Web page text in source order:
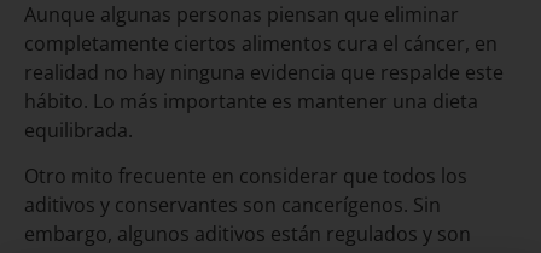
Aunque algunas personas piensan que eliminar
completamente ciertos alimentos cura el cáncer, en
realidad no hay ninguna evidencia que respalde este
hábito. Lo más importante es mantener una dieta
equilibrada.
Otro mito frecuente en considerar que todos los
aditivos y conservantes son cancerígenos. Sin
embargo, algunos aditivos están regulados y son